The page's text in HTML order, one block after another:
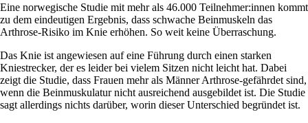
Eine norwegische Studie mit mehr als 46.000 Teilnehmer:innen kommt
zu dem eindeutigen Ergebnis, dass schwache Beinmuskeln das
Arthrose-Risiko im Knie erhöhen. So weit keine Überraschung.
Das Knie ist angewiesen auf eine Führung durch einen starken
Kniestrecker, der es leider bei vielem Sitzen nicht leicht hat. Dabei
zeigt die Studie, dass Frauen mehr als Männer Arthrose-gefährdet sind,
wenn die Beinmuskulatur nicht ausreichend ausgebildet ist. Die Studie
sagt allerdings nichts darüber, worin dieser Unterschied begründet ist.